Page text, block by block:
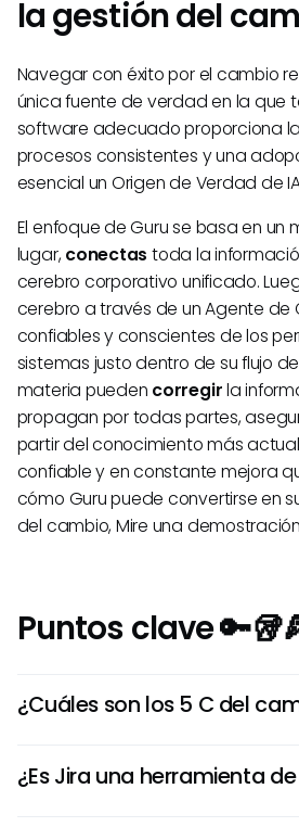
la gestión del
Navegar con éxito por el cambio
única fuente de verdad en la que
software adecuado proporciona
procesos consistentes y una
esencial un Origen de Verdad de
El enfoque de Guru se basa en un
lugar, conectas toda la
cerebro corporativo unificado.
cerebro a través de un Agente
confiables y conscientes de los
sistemas justo dentro de su flujo
materia pueden corregirla
propagan por todas partes,
partir del conocimiento más
confiable y en constante mejora
cómo Guru puede convertirse en
del cambio, Mire una
Puntos clave
¿Cuáles son los 5 C del
Celebración. Este marco guía el
¿Es Jira una herramienta